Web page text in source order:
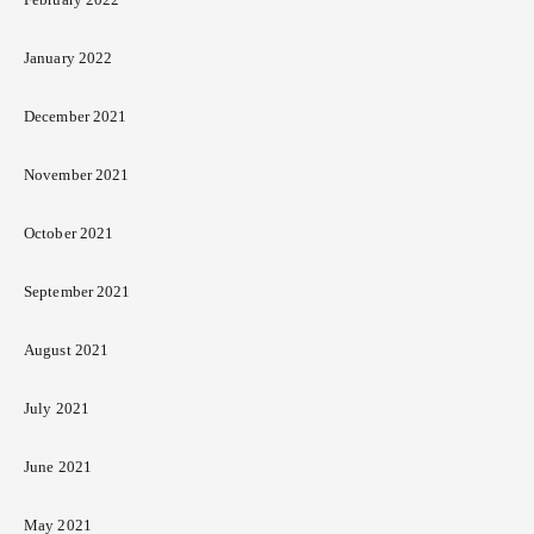
January 2022
December 2021
November 2021
October 2021
September 2021
August 2021
July 2021
June 2021
May 2021